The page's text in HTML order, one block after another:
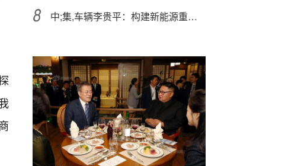
中;集,车辆李贵平：构建新能源重卡“车+站”生态新图景